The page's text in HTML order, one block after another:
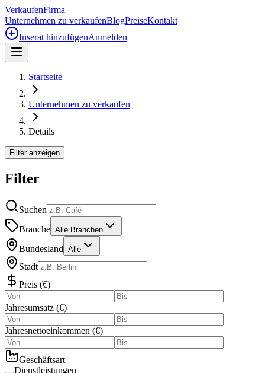
VerkaufenFirma
Unternehmen zu verkaufenBlogPreiseKontakt
Inserat hinzufügenAnmelden
Startseite
Unternehmen zu verkaufen
Details
Filter anzeigen
Filter
Suchen
Branche Alle Branchen
Bundesland Alle
Stadt
Preis (€)
Jahresumsatz (€)
Jahresnettoeinkommen (€)
Geschäftsart
Dienstleistungen